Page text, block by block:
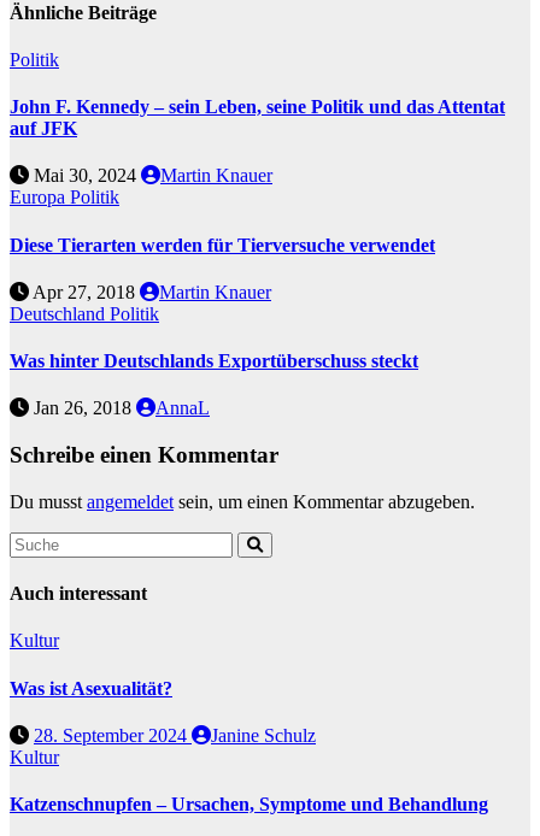
Ähnliche Beiträge
Politik
John F. Kennedy – sein Leben, seine Politik und das Attentat
auf JFK
Mai 30, 2024
Martin Knauer
Europa Politik
Diese Tierarten werden für Tierversuche verwendet
Apr 27, 2018
Martin Knauer
Deutschland Politik
Was hinter Deutschlands Exportüberschuss steckt
Jan 26, 2018 AnnaL
Schreibe einen Kommentar
Du musst angemeldet sein, um einen Kommentar abzugeben.
Auch interessant
Kultur
Was ist Asexualität?
28. September 2024
Janine Schulz
Kultur
Katzenschnupfen – Ursachen, Symptome und Behandlung